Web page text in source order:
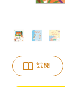
試閱